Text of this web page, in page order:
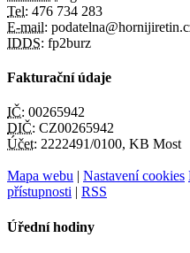
Tel: 476 734 283
E-mail:
IDDS: fp2burz
Fakturační údaje
IČ: 00265942
DIČ: CZ00265942
Účet: 2222491/0100, KB Most
Mapa webu Nastavení cookies
přístupnosti
RSS
Úřední hodiny